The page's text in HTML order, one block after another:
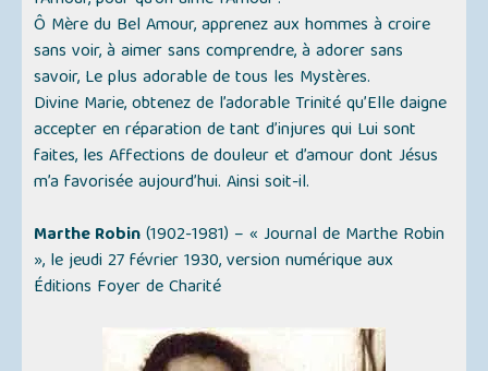
Ô Mère du Bel Amour, apprenez aux hommes à croire
sans voir, à aimer sans comprendre, à adorer sans
savoir, Le plus adorable de tous les Mystères.
Divine Marie, obtenez de l’adorable Trinité qu’Elle daigne
accepter en réparation de tant d’injures qui Lui sont
faites, les Affections de douleur et d’amour dont Jésus
m’a favorisée aujourd’hui. Ainsi soit-il.
Marthe Robin(1902-1981) –« Journal de Marthe Robin
», le jeudi 27 février 1930, version numérique aux
Éditions Foyer de Charité